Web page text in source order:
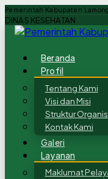
Pemerintah Kabupaten
DINAS KESEHATAN
Beranda
Profil
Tentang Kami
Visi dan Misi
Struktur
Kontak Kami
Galeri
Layanan
Maklumat